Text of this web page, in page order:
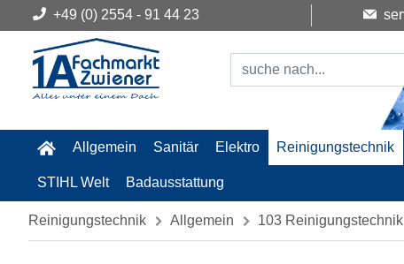
+49 (0) 2554 - 91 44 23
Allgemein Sanitär Elektro Reinigungstechnik
STIHL Welt Badausstattung
Reinigungstechnik Allgemein 103 Reinigungstechnik